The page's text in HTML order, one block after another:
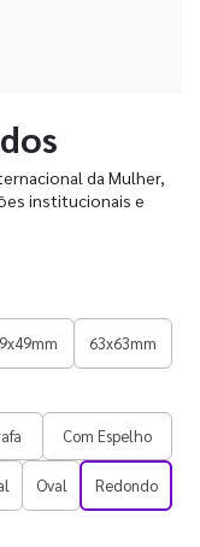
da Mulher,
institucionais e
63x63mm
Com Espelho
Oval Redondo